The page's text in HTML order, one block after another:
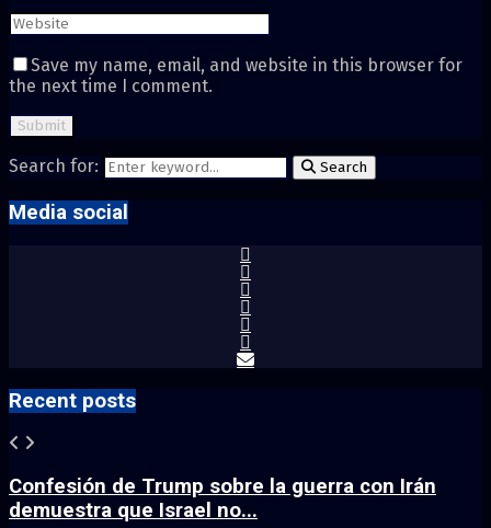
Save my name, email, and website in this browser for
the next time I comment.
Search for: Search
Media social
Recent posts
Confesión de Trump sobre la guerra con Irán
demuestra que Israel no...